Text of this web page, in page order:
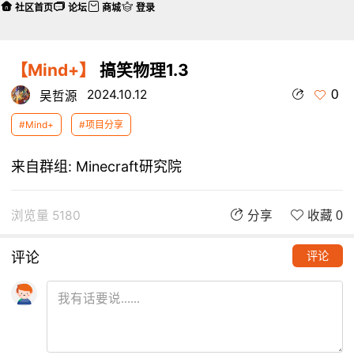
【Mind+】 搞笑物理1.3
吴哲源 2024.10.12 0
#Mind+ #项目分享
来自群组: Minecraft研究院
浏览量 5180 分享 收藏 0
评论 评论
社区首页 论坛 商城 登录